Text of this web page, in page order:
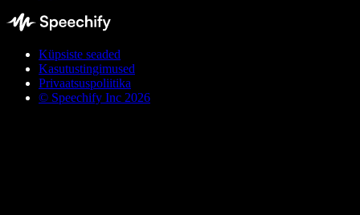
Küpsiste seaded
Kasutustingimused
Privaatsuspoliitika
© Speechify Inc 2026